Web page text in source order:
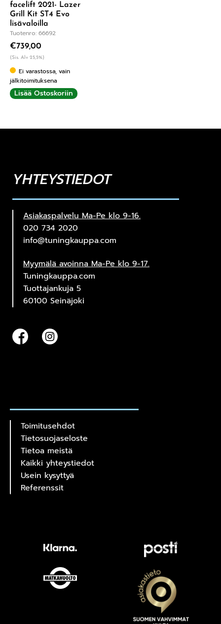
facelift 2021- Lazer
Grill Kit ST4 Evo
lisävaloilla
Tuotenro: 66692
€739,00
(Sis. Alv 25,5%)
Ei varastossa, vain
jälkitoimituksena
Lisää Ostoskoriin
YHTEYSTIEDOT
Asiakaspalvelu Ma-Pe klo 9-16.
020 734 2020
info@tuningkauppa.com
Myymälä avoinna Ma-Pe klo 9-17.
Tuningkauppa.com
Tuottajankuja 5
60100 Seinäjoki
Toimitusehdot
Tietosuojaseloste
Tietoa meistä
Kaikki yhteystiedot
Usein kysyttyä
Referenssit